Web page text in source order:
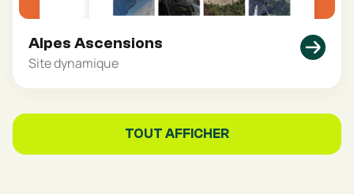
Alpes Ascensions
Site dynamique
TOUT AFFICHER